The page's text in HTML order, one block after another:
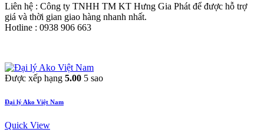
Liên hệ : Công ty TNHH TM KT Hưng Gia Phát để được hỗ trợ
giá và thời gian giao hàng nhanh nhất.
Hotline : 0938 906 663
Được xếp hạng 5.00 5 sao
Đại lý Ako Việt Nam
Quick View